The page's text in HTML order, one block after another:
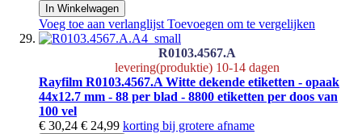
In Winkelwagen
Voeg toe aan verlanglijst Toevoegen om te vergelijken
R0103.4567.A
levering(produktie) 10-14 dagen
Rayfilm R0103.4567.A Witte dekende etiketten - opaak
44x12.7 mm - 88 per blad - 8800 etiketten per doos van
100 vel
€ 30,24 € 24,99 korting bij grotere afname